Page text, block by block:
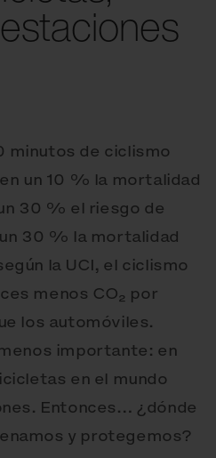
minutos de ciclismo
un 10 % la mortalidad
30 % el riesgo de
30 % la mortalidad
la UCI, el ciclismo
menos CO₂ por
los automóviles.
importante: en
en el mundo
Entonces… ¿dónde
y protegemos?